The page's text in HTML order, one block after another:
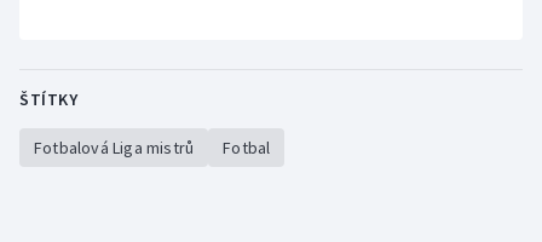
ŠTÍTKY
Fotbalová Liga mistrů Fotbal